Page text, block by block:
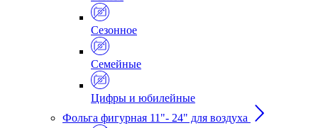
Сезонное
Семейные
Цифры и юбилейные
Фольга фигурная 11"- 24" для воздуха